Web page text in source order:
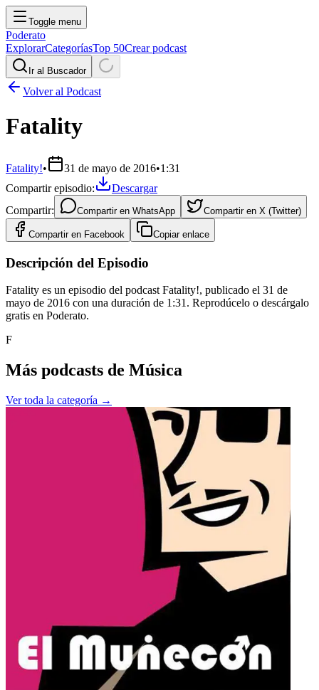
Toggle menu
Poderato
ExplorarCategoríasTop 50Crear podcast
Ir al Buscador
Volver al Podcast
Fatality
Fatality!• 31 de mayo de 2016•1:31
Compartir episodio:
Descargar
Compartir:
Compartir en WhatsApp Compartir en X (Twitter)
Compartir en Facebook Copiar enlace
Descripción del Episodio
Fatality es un episodio del podcast Fatality!, publicado el 31 de
mayo de 2016 con una duración de 1:31. Reprodúcelo o descárgalo
gratis en Poderato.
F
Más podcasts de Música
Ver toda la categoría →